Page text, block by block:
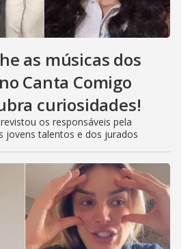
as músicas dos
Canta Comigo
curiosidades!
os responsáveis pela
jovens talentos e dos jurados